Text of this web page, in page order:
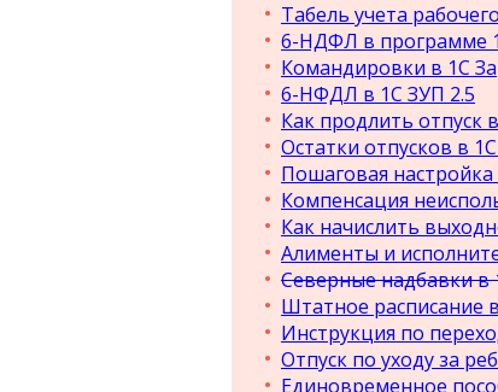
Табель учета
6-НДФЛ в программе
Командировки в 1С
6-НФДЛ в 1С ЗУП 2.5
Как продлить отпуск
Остатки отпусков в
Пошаговая
Компенсация
Как начислить
Алименты и
Северные надбавки в
Штатное расписание
Инструкция по
Отпуск по уходу за
Единовременное